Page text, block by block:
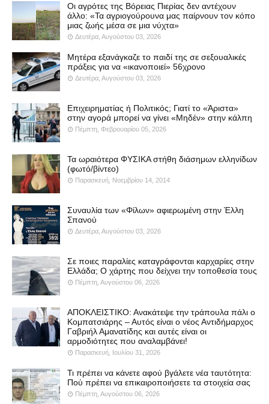
Οι αγρότες της Βόρειας Πιερίας δεν αντέχουν
άλλο: «Τα αγριογούρουνα μας παίρνουν τον κόπο
μιας ζωής μέσα σε μια νύχτα»
Δευτέρα, Αυγούστου 03, 2026
Μητέρα εξανάγκαζε το παιδί της σε σεξουαλικές
πράξεις για να «ικανοποιεί» 56χρονο
Δευτέρα, Αυγούστου 03, 2026
Επιχειρηματίας ή Πολιτικός; Γιατί το «Άριστα»
στην αγορά μπορεί να γίνει «Μηδέν» στην κάλπη
Πέμπτη, Φεβρουαρίου 05, 2026
Τα ωραιότερα ΦΥΣΙΚΑ στήθη διάσημων ελληνίδων
(φωτό/βίντεο)
Παρασκευή, Νοεμβρίου 14, 2014
Συναυλία των «Φίλων» αφιερωμένη στην Έλλη
Σπανού
Δευτέρα, Αυγούστου 03, 2026
Σε ποιες παραλίες καταγράφονται καρχαρίες στην
Ελλάδα; Ο χάρτης που δείχνει την τοποθεσία τους
Πέμπτη, Αυγούστου 06, 2026
ΑΠΟΚΛΕΙΣΤΙΚΟ: Ανακάτεψε την τράπουλα πάλι ο
Κομπατσιάρης – Αυτός είναι ο νέος Αντιδήμαρχος
Γαβριήλ Αμανατίδης και αυτές είναι οι
αρμοδιότητες που αναλαμβάνει!
Παρασκευή, Ιουλίου 31, 2026
Τι πρέπει να κάνετε αφού βγάλετε νέα ταυτότητα:
Πού πρέπει να επικαιροποιήσετε τα στοιχεία σας
Πέμπτη, Αυγούστου 06, 2026